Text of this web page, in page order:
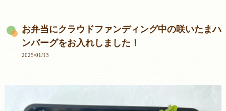
お弁当にクラウドファンディング中の咲いたまハ
ンバーグをお入れしました！
2025/01/13